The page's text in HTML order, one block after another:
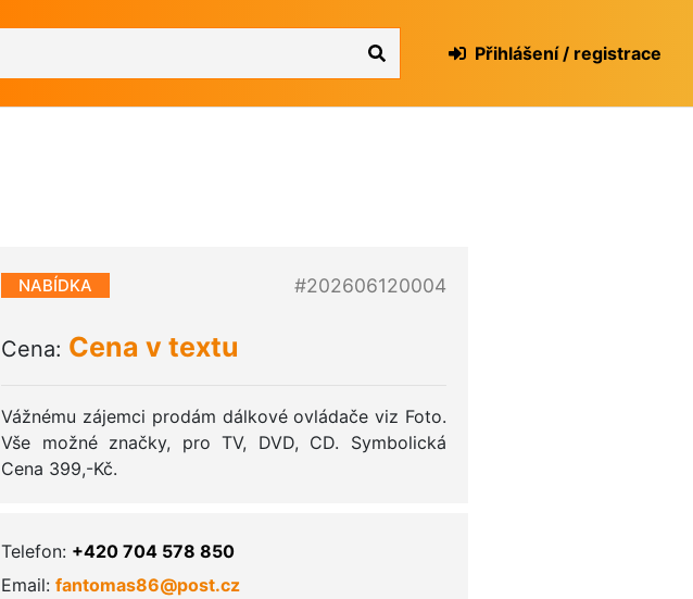
Vyhledávání
Přihlášení / registrace
NABÍDKA #202606120004
Cena: Cena v textu
Vážnému zájemci prodám dálkové ovládače viz Foto.
Vše možné značky, pro TV, DVD, CD. Symbolická
Cena 399,-Kč.
Telefon: +420 704 578 850
Email: fantomas86@post.cz